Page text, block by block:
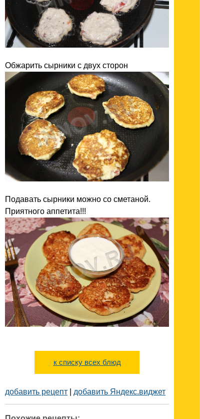
Обжарить сырники с двух сторон
Подавать сырники можно со сметаной.
Приятного аппетита!!!
к списку всех блюд
добавить рецепт добавить Яндекс.виджет